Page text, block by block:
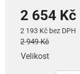
2 654 Kč
2 193 Kč bez DPH
2 949 Kč
Velikost